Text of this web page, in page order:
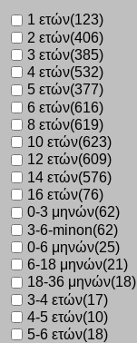
ζεύγη
ποσότητα
1 ετών(123)
2 ετών(406)
3 ετών(385)
4 ετών(532)
5 ετών(377)
6 ετών(616)
8 ετών(619)
10 ετών(623)
12 ετών(609)
14 ετών(576)
16 ετών(76)
0-3 μηνών(62)
3-6-minon(62)
0-6 μηνών(25)
6-18 μηνών(21)
18-36 μηνών(18)
3-4 ετών(17)
4-5 ετών(10)
5-6 ετών(18)